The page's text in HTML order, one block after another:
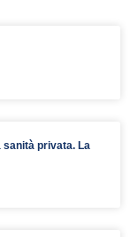
sanità privata. La